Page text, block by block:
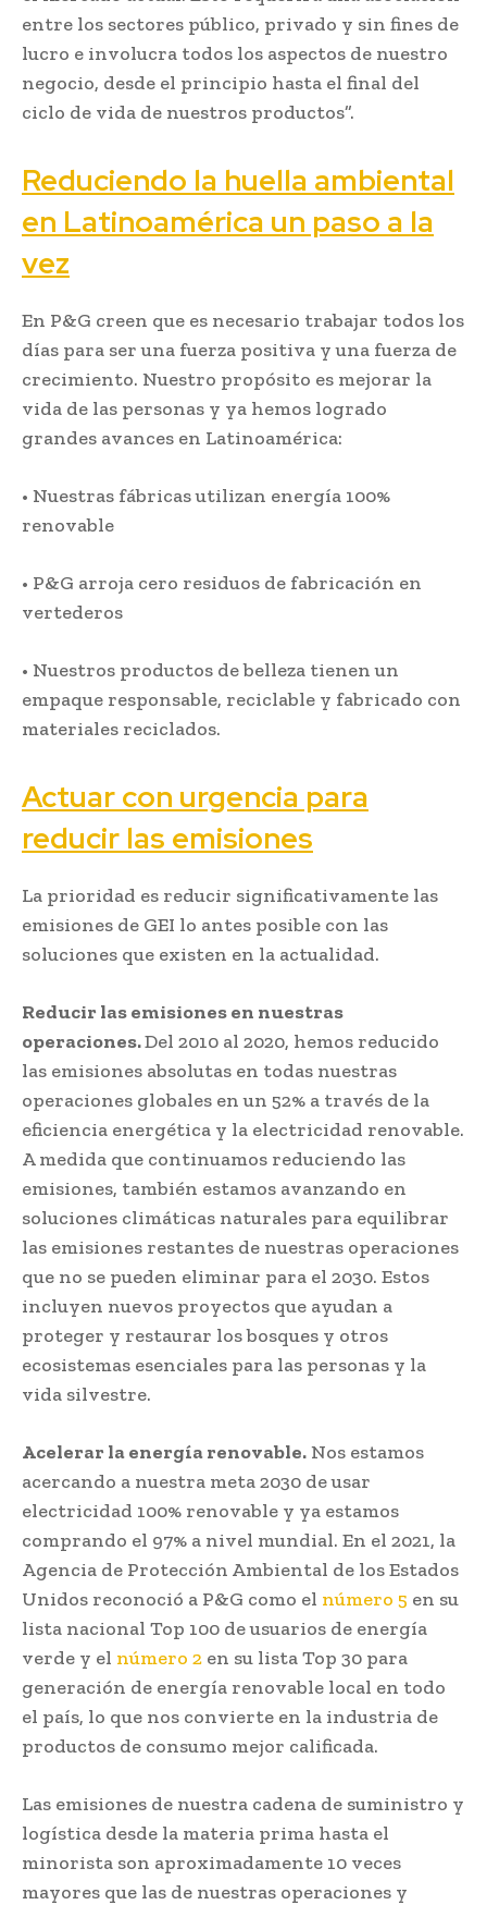
entre los sectores público, privado y sin fines de
lucro e involucra todos los aspectos de nuestro
negocio, desde el principio hasta el final del
ciclo de vida de nuestros productos”.
Reduciendo la huella ambiental
en Latinoamérica un paso a la
vez
En P&G creen que es necesario trabajar todos los
días para ser una fuerza positiva y una fuerza de
crecimiento. Nuestro propósito es mejorar la
vida de las personas y ya hemos logrado
grandes avances en Latinoamérica:
• Nuestras fábricas utilizan energía 100%
renovable
• P&G arroja cero residuos de fabricación en
vertederos
• Nuestros productos de belleza tienen un
empaque responsable, reciclable y fabricado con
materiales reciclados.
Actuar con urgencia para
reducir las emisiones
La prioridad es reducir significativamente las
emisiones de GEI lo antes posible con las
soluciones que existen en la actualidad.
Reducir las emisiones en nuestras
operaciones.Del 2010 al 2020, hemos reducido
las emisiones absolutas en todas nuestras
operaciones globales en un 52% a través de la
eficiencia energética y la electricidad renovable.
A medida que continuamos reduciendo las
emisiones, también estamos avanzando en
soluciones climáticas naturales para equilibrar
las emisiones restantes de nuestras operaciones
que no se pueden eliminar para el 2030. Estos
incluyen nuevos proyectos que ayudan a
proteger y restaurar los bosques y otros
ecosistemas esenciales para las personas y la
vida silvestre.
Acelerar la energía renovable.Nos estamos
acercando a nuestra meta 2030 de usar
electricidad 100% renovable y ya estamos
comprando el 97% a nivel mundial. En el 2021, la
Agencia de Protección Ambiental de los Estados
Unidos reconoció a P&G como el número 5 en su
lista nacional Top 100 de usuarios de energía
verde y el número 2 en su lista Top 30 para
generación de energía renovable local en todo
el país, lo que nos convierte en la industria de
productos de consumo mejor calificada.
Las emisiones de nuestra cadena de suministro y
logística desde la materia prima hasta el
minorista son aproximadamente 10 veces
mayores que las de nuestras operaciones y